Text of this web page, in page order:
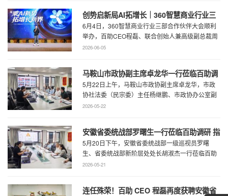
创势启新局AI拓增长｜360智慧商业行业三
部合作伙伴大会圆满召开
6月4日，360智慧商业行业三部合作伙伴大会顺利
举办，百助CEO程磊、联合创始人兼高级副总裁周
慧受邀参会，与360集团副总裁黄剑及行业各合作
2026-06-05
马鞍山市政协副主席卓龙华一行莅临百助调
研指导工作
5月22日上午，马鞍山市政协副主席卓龙华，市政
协社法委（民宗委）主任杨继鹏、市政协办公室副
主任何慧、市政协专委会综合五科副科长 ...
2026-05-22
安徽省委统战部罗曙生一行莅临百助调研 指
导新阶层人士工作
5月20日下午，安徽省委统战部一级巡视员罗曙
生、省委统战部新阶层处处长胡淑杰一行莅临百助
走访调研，马鞍山市委统战部副部长王林陪 ...
2026-05-21
连任殊荣！百助 CEO 程磊再度获聘安徽省